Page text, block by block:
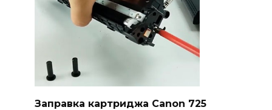
Заправка картриджа Canon 725